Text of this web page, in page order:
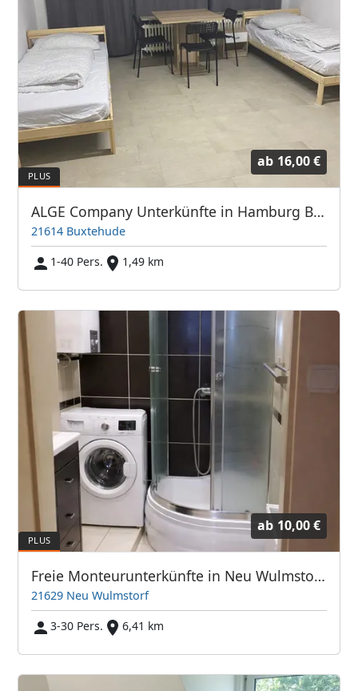
ab 16,00 €
ALGE Company Unterkünfte in Hamburg Buxtehude Stade
21614 Buxtehude
1-40 Pers.
1,49 km
ab 10,00 €
Freie Monteurunterkünfte in Neu Wulmstorf – JETZT anrufen! Wir sprechen auch Polnisch
21629 Neu Wulmstorf
3-30 Pers.
6,41 km